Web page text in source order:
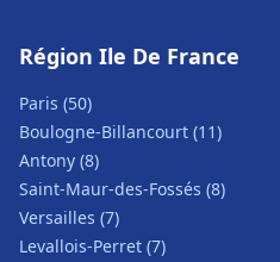
Région Ile De France
Paris (50)
Boulogne-Billancourt (11)
Antony (8)
Saint-Maur-des-Fossés (8)
Versailles (7)
Levallois-Perret (7)